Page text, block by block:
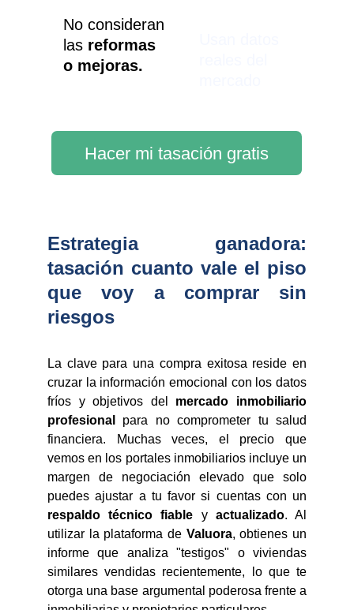
Hacer mi tasación gratis
No consideran
las reformas
o mejoras.
Estrategia ganadora:
tasación cuanto vale el piso
que voy a comprar sin
riesgos
La clave para una compra exitosa reside en
cruzar la información emocional con los datos
fríos y objetivos del
mercado
inmobiliario
profesional
para no comprometer tu salud
financiera. Muchas veces, el precio que
vemos en los portales inmobiliarios incluye un
margen de negociación elevado que solo
puedes ajustar a tu favor si cuentas con un
respaldo técnico fiable y actualizado. Al
utilizar la plataforma de Valuora, obtienes un
informe que analiza "testigos" o viviendas
similares vendidas recientemente, lo que te
otorga una base argumental poderosa frente a